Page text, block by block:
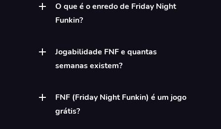
O que é o enredo de Friday Night
Funkin?
Jogabilidade FNF e quantas
semanas existem?
FNF (Friday Night Funkin) é um jogo
grátis?